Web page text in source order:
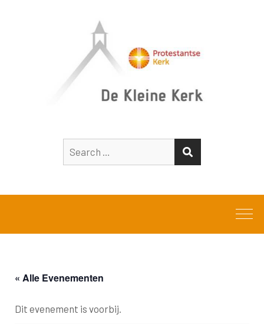
for:
« Alle Evenementen
Dit evenement is voorbij.